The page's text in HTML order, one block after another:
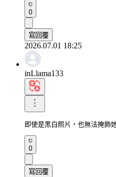
0
寫回覆
2026.07.01 18:25
inLlama133
即使是黑白照片，也無法掩飾
0
寫回覆